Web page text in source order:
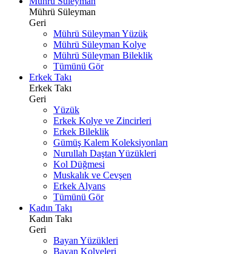
Mührü Süleyman
Geri
Mührü Süleyman Yüzük
Mührü Süleyman Kolye
Mührü Süleyman Bileklik
Tümünü Gör
Erkek Takı
Erkek Takı
Geri
Yüzük
Erkek Kolye ve Zincirleri
Erkek Bileklik
Gümüş Kalem Koleksiyonları
Nurullah Daştan Yüzükleri
Kol Düğmesi
Muskalık ve Cevşen
Erkek Alyans
Tümünü Gör
Kadın Takı
Kadın Takı
Geri
Bayan Yüzükleri
Bayan Kolyeleri